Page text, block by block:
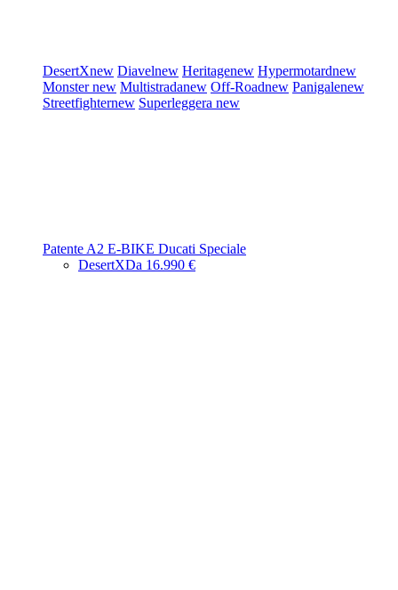
DesertXnew Diavelnew Heritagenew Hypermotardnew
Monsternew Multistradanew Off-Roadnew Panigalenew
Streetfighternew Superleggera new
Patente A2 E-BIKE Ducati Speciale
DesertXDa 16.990 €